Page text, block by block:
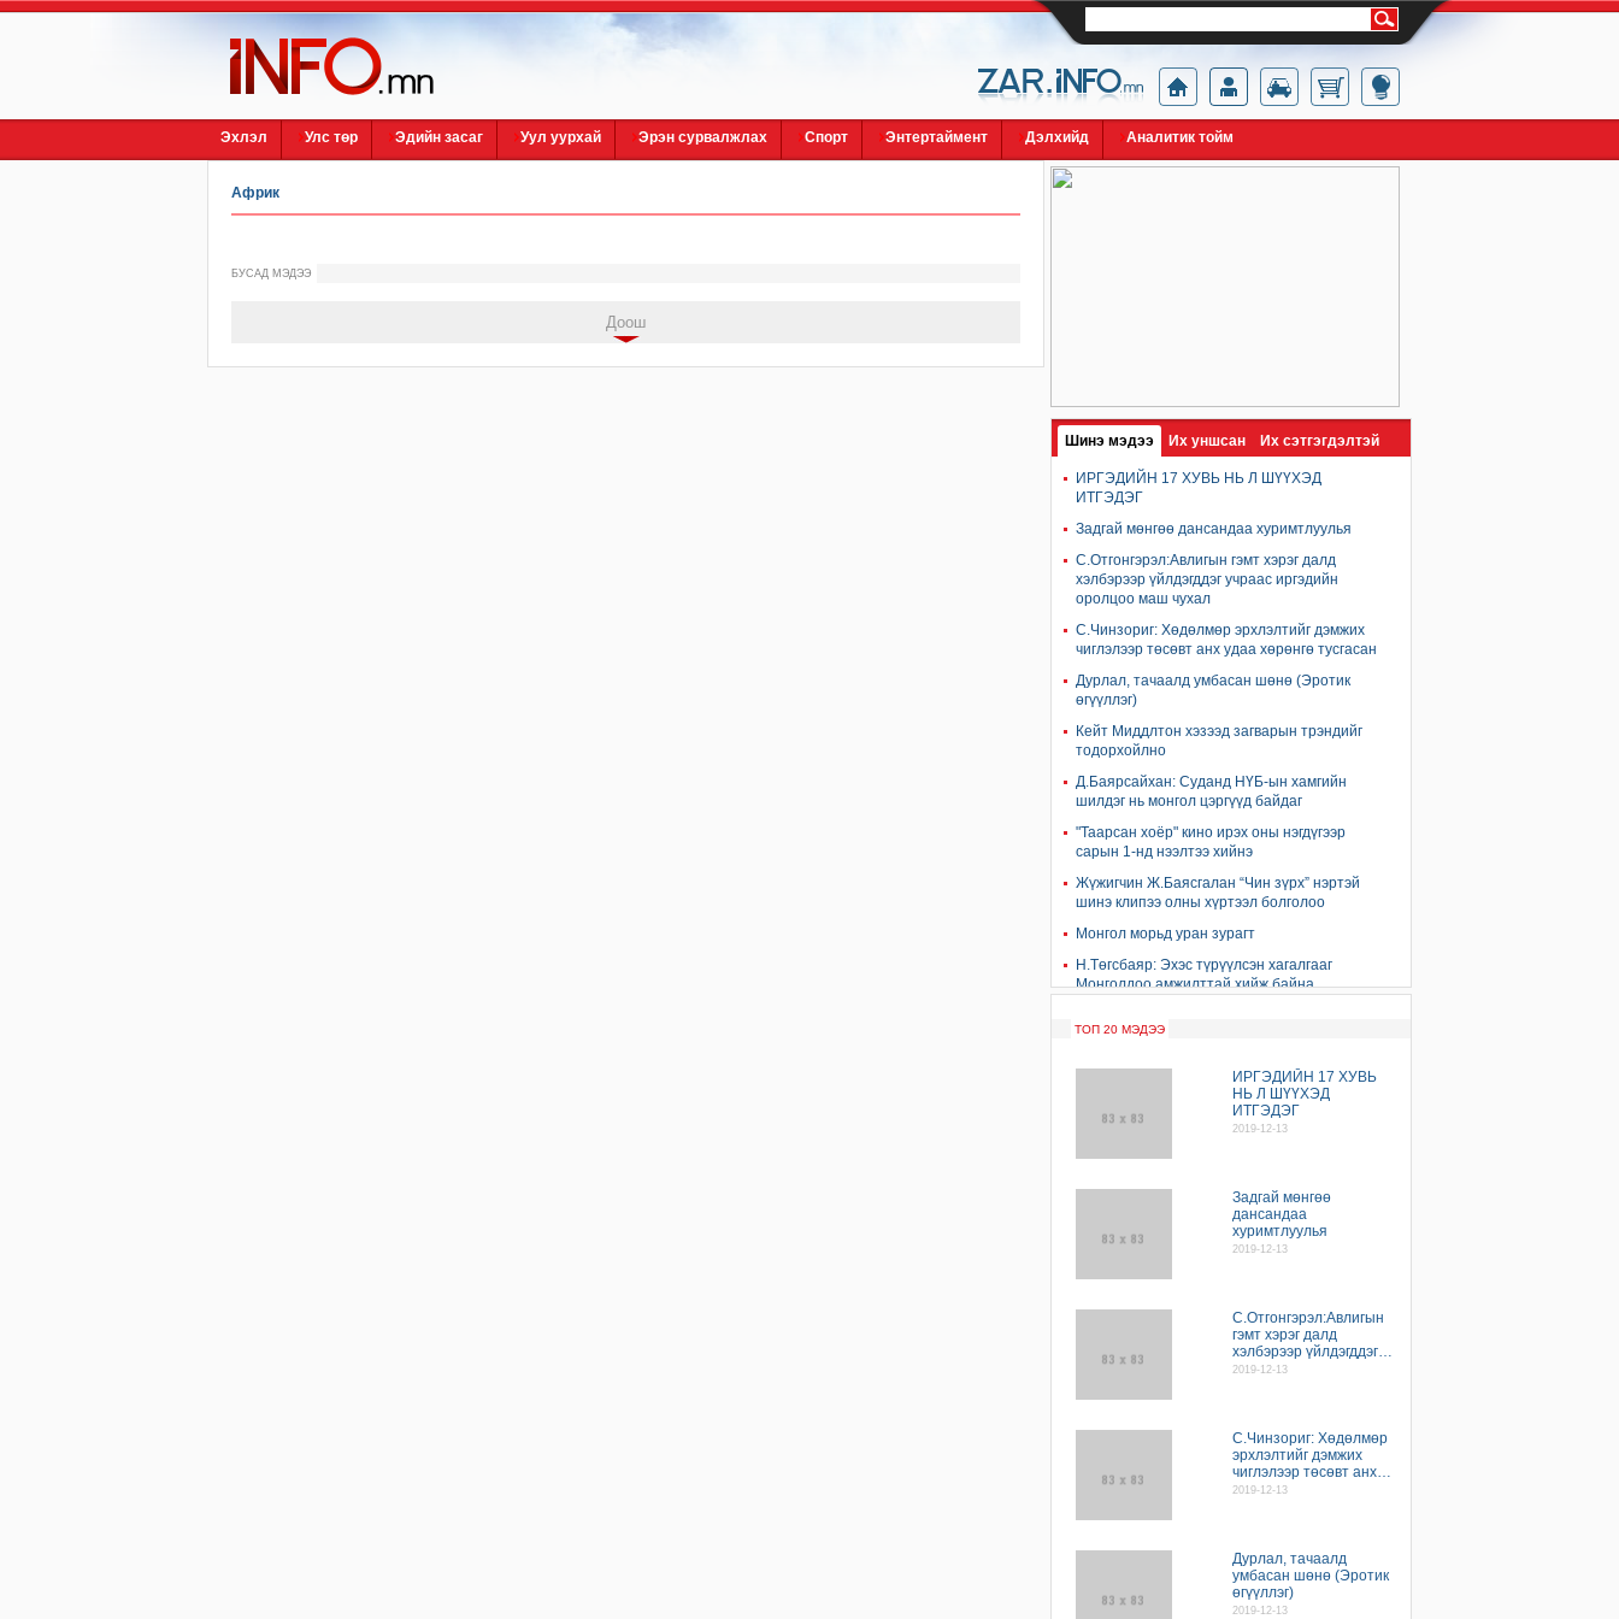
Эхлэл Улс төр Эдийн засаг Уул уурхай Эрэн сурвалжлах Спорт Энтертаймент Дэлхийд Аналитик тойм
Африк
БУСАД МЭДЭЭ
Доош
Шинэ мэдээ Их уншсан Их сэтгэгдэлтэй
ИРГЭДИЙН 17 ХУВЬ НЬ Л ШҮҮХЭД
ИТГЭДЭГ
Задгай мөнгөө дансандаа хуримтлуулья
С.Отгонгэрэл:Авлигын гэмт хэрэг далд
хэлбэрээр үйлдэгддэг учраас иргэдийн
оролцоо маш чухал
С.Чинзориг: Хөдөлмөр эрхлэлтийг дэмжих
чиглэлээр төсөвт анх удаа хөрөнгө тусгасан
Дурлал, тачаалд умбасан шөнө (Эротик
өгүүллэг)
Кейт Миддлтон хэзээд загварын трэндийг
тодорхойлно
Д.Баярсайхан: Суданд НҮБ-ын хамгийн
шилдэг нь монгол цэргүүд байдаг
"Таарсан хоёр" кино ирэх оны нэгдүгээр
сарын 1-нд нээлтээ хийнэ
Жүжигчин Ж.Баясгалан “Чин зүрх” нэртэй
шинэ клипээ олны хүртээл болголоо
Монгол морьд уран зурагт
Н.Төгсбаяр: Эхэс түрүүлсэн хагалгааг
Монголдоо амжилттай хийж байна
сургууль, цэцэрлэгүүд шалгарч шагналаа
Жүдочид Чиндаогаас 2 мөнгө, 1 хүрэл
Б.Золжаргал: Мөсөнд авиралтын спорт
олимпод орвол бид медаль авах боломжтой
Дональд Трамп Афганистанд гэнэтийн
Дархан-Уул аймгийн Засаг дарга
С.Насанбатыг АТГ-т шалгуулна
ТОП 20 МЭДЭЭ
ИРГЭДИЙН 17 ХУВЬ
НЬ Л ШҮҮХЭД
ИТГЭДЭГ
2019-12-13
Задгай мөнгөө
дансандаа
хуримтлуулья
2019-12-13
С.Отгонгэрэл:Авлигын
гэмт хэрэг далд
хэлбэрээр үйлдэгддэг
учраас иргэдийн
2019-12-13
С.Чинзориг: Хөдөлмөр
эрхлэлтийг дэмжих
чиглэлээр төсөвт анх
удаа хөрөнгө тусгасан
2019-12-13
Дурлал, тачаалд
умбасан шөнө (Эротик
өгүүллэг)
2019-12-13